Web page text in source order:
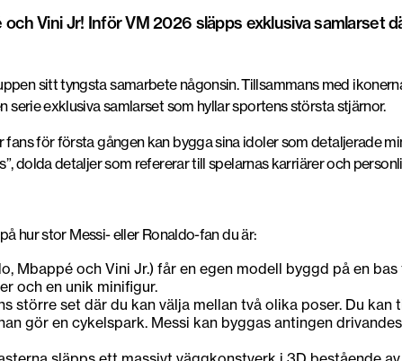
Vini Jr! Inför VM 2026 släpps exklusiva samlarset
sitt tyngsta samarbete någonsin. Tillsammans med
serie exklusiva samlarset som hyllar sportens största stjärnor.
för första gången kan bygga sina idoler som detaljerade
dolda detaljer som refererar till spelarnas karriärer och
hur stor Messi- eller Ronaldo-fan du är:
Mbappé och Vini Jr.) får en egen modell byggd på en
och en unik minifigur.
större set där du kan välja mellan två olika poser. Du kan
gör en cykelspark. Messi kan byggas antingen